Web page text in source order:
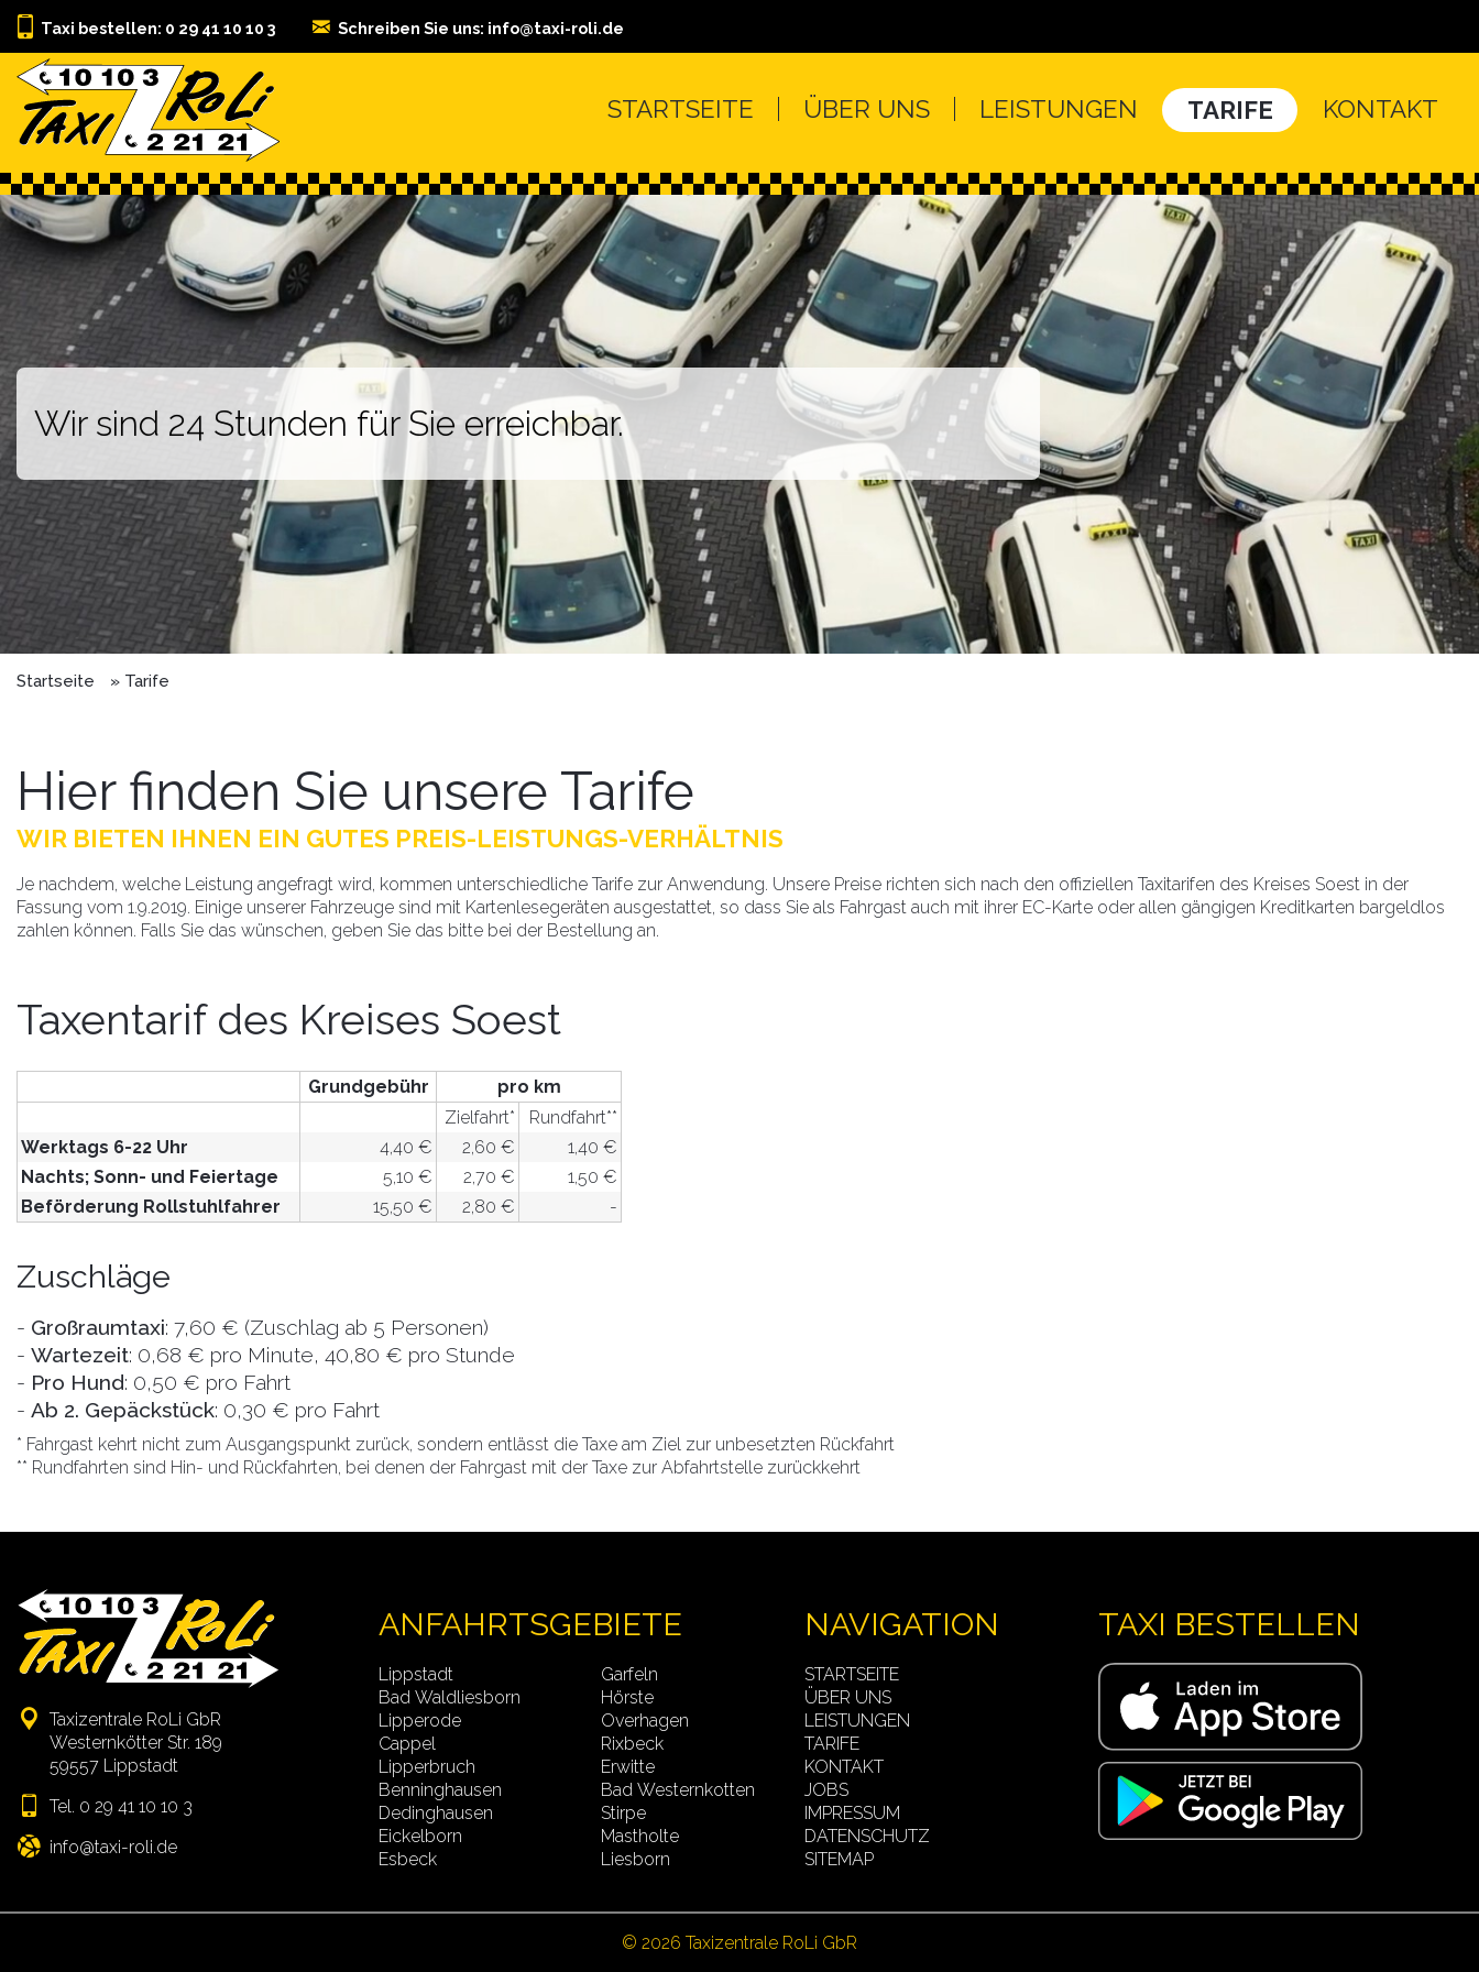
Taxi bestellen: 0 29 41 10 10 3 Schreiben Sie uns: info
STARTSEITE ÜBER UNS LEISTUNGEN TARIFE KONTAKT
Wir sind 24 Stunden für Sie erreichbar.
Startseite Tarife
Hier finden Sie unsere Tarife
WIR BIETEN IHNEN EIN GUTES PREIS-LEISTUNGS-VERHÄLTNIS
Je nachdem, welche Leistung angefragt wird, kommen unterschiedliche Tarife zur Anwendung. Unsere Preise richten sich nach den offiziellen Taxitarifen des Kreises Soest in der
Fassung vom 1.9.2019. Einige unserer Fahrzeuge sind mit Kartenlesegeräten ausgestattet, so dass Sie als Fahrgast auch mit ihrer EC-Karte oder allen gängigen Kreditkarten bargeldlos
zahlen können. Falls Sie das wünschen, geben Sie das bitte bei der Bestellung an.
Taxentarif des Kreises Soest
Grundgebühr
pro km
Zielfahrt*
Rundfahrt**
Werktags 6-22 Uhr
4,40 € 2,60 €
1,40 €
Nachts; Sonn- und Feiertage
5,10 € 2,70 €
1,50 €
Beförderung Rollstuhlfahrer
15,50 € 2,80 € -
Zuschläge
Großraumtaxi: 7,60 € (Zuschlag ab 5 Personen)
Wartezeit: 0,68 € pro Minute, 40,80 € pro Stunde
Pro Hund: 0,50 € pro Fahrt
Ab 2. Gepäckstück: 0,30 € pro Fahrt
* Fahrgast kehrt nicht zum Ausgangspunkt zurück, sondern entlässt die Taxe am Ziel zur unbesetzten Rückfahrt
** Rundfahrten sind Hin- und Rückfahrten, bei denen der Fahrgast mit der Taxe zur Abfahrtstelle zurückkehrt
Taxizentrale RoLi GbR
Westernkötter Str. 189
59557 Lippstadt
Tel. 0 29 41 10 10 3
info
ANFAHRTSGEBIETE
Lippstadt
Bad Waldliesborn
Lipperode
Cappel
Lipperbruch
Benninghausen
Dedinghausen
Eickelborn
Esbeck
Garfeln
Hörste
Overhagen
Rixbeck
Erwitte
Bad Westernkotten
Stirpe
Mastholte
Liesborn
NAVIGATION
STARTSEITE
ÜBER UNS
LEISTUNGEN
TARIFE
KONTAKT
JOBS
IMPRESSUM
DATENSCHUTZ
SITEMAP
TAXI BESTELLEN
© 2026 Taxizentrale RoLi GbR